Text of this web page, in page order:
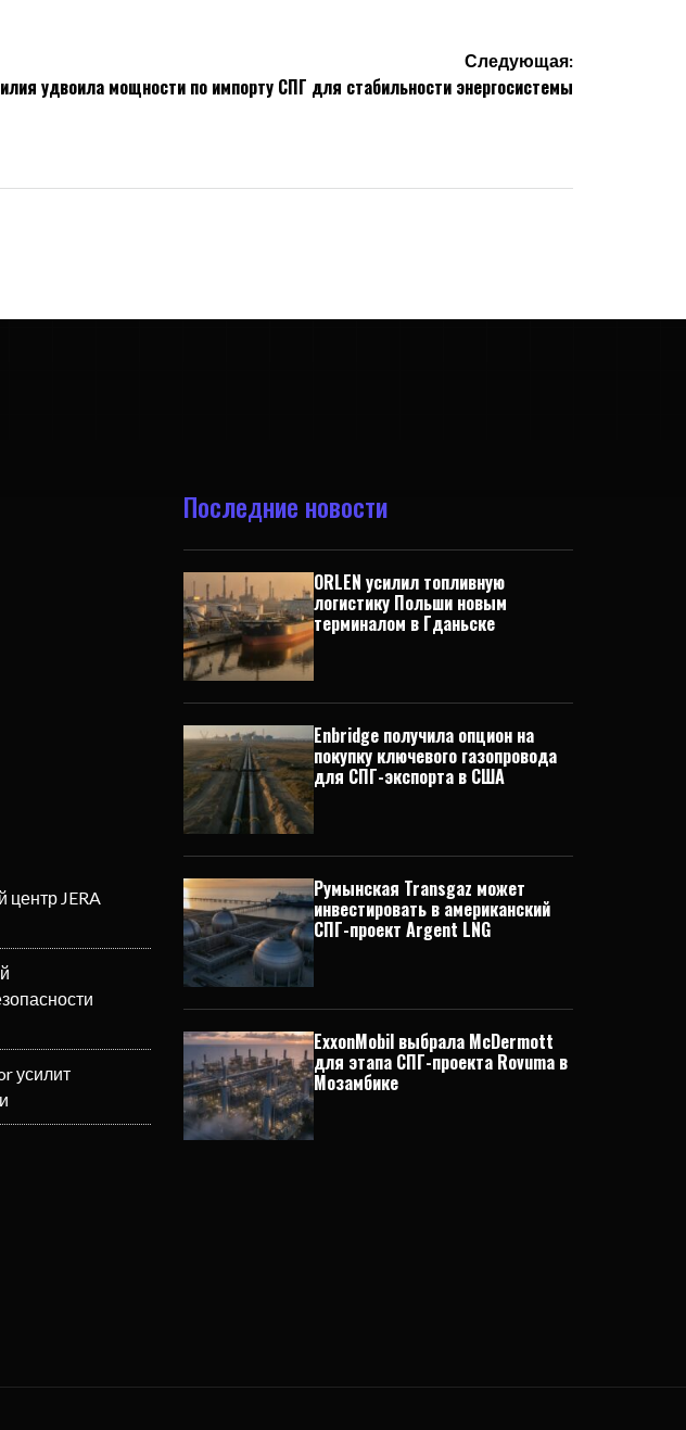
Следующая:
удвоила мощности по импорту СПГ для стабильности энергосистемы
центр JERA
усилит
Последние новости
ORLEN усилил топливную
логистику Польши новым
терминалом в Гданьске
Enbridge получила опцион на
покупку ключевого газопровода
для СПГ-экспорта в США
Румынская Transgaz может
инвестировать в американский
СПГ-проект Argent LNG
ExxonMobil выбрала McDermott
для этапа СПГ-проекта Rovuma в
Мозамбике